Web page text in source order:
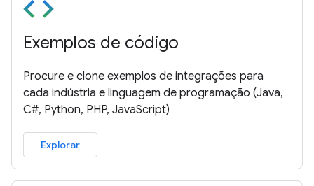
Exemplos de código
Procure e clone exemplos de integrações para
cada indústria e linguagem de programação (Java,
C#, Python, PHP, JavaScript)
Explorar